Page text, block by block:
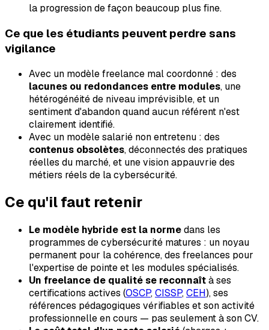
la progression de façon beaucoup plus fine.
Ce que les étudiants peuvent perdre sans
vigilance
Avec un modèle freelance mal coordonné : des
lacunes ou redondances entre modules, une
hétérogénéité de niveau imprévisible, et un
sentiment d'abandon quand aucun référent n'est
clairement identifié.
Avec un modèle salarié non entretenu : des
contenus obsolètes, déconnectés des pratiques
réelles du marché, et une vision appauvrie des
métiers réels de la cybersécurité.
Ce qu'il faut retenir
Le modèle hybride est la normedans les
programmes de cybersécurité matures : un noyau
permanent pour la cohérence, des freelances pour
l'expertise de pointe et les modules spécialisés.
Un freelance de qualité se reconnaîtà ses
certifications actives (OSCP,CISSP,CEH), ses
références pédagogiques vérifiables et son activité
professionnelle en cours — pas seulement à son CV.